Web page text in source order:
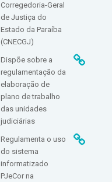
Corregedoria-Geral
de Justiça do
Estado da Paraíba
(CNECGJ)
Dispõe sobre a
regulamentação da
elaboração de
plano de trabalho
das unidades
judiciárias
Regulamenta o uso
do sistema
informatizado
PJeCor na